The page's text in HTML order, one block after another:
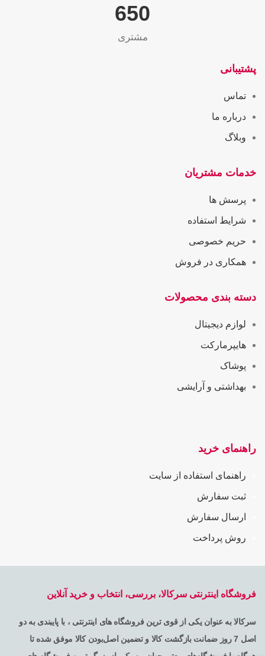
655
مشتری
پشتیبانی
تماس
درباره ما
وبلاگ
خدمات مشتریان
پرسش ها
شرایط استفاده
حریم خصوصی
همکاری در فروش
دسته بندی محصولات
لوازم دیجیتال
هایپرمارکت
پوشاک
بهداشتی و آرایشی
راهنمای خرید
راهنمای استفاده از سایت
ثبت سفارش
ارسال سفارش
روش پرداخت
فروشگاه اینترنتی سرکالا، بررسی، انتخاب و خرید آنلاین
سرکالا به عنوان یکی از قوی ترین فروشگاه های اینترنتی ، با پایبندی به دو
اصل 7 روز ضمانت بازگشت کالا و تضمین اصل‌بودن کالا موفق شده تا